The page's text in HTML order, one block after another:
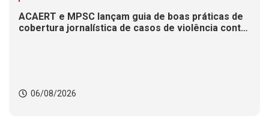
ACAERT e MPSC lançam guia de boas práticas de
cobertura jornalística de casos de violência contra
06/08/2026